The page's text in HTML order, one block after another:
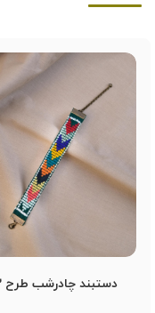
دستبند چادرشب طرح ۳